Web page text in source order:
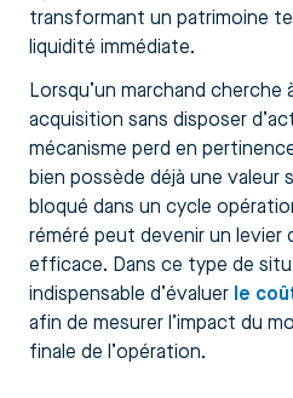
transformant un patrimoine
liquidité immédiate.
Lorsqu’un marchand
acquisition sans disposer
mécanisme perd en
bien possède déjà une valeur
bloqué dans un cycle
réméré peut devenir un levier
efficace. Dans ce type de
indispensable d’évaluer le
afin de mesurer l’impact du
finale de l’opération.